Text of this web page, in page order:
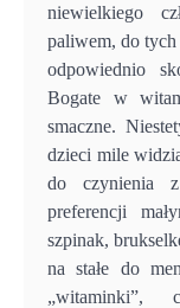
niewielkiego
paliwem, do tych
odpowiednio
Bogate w
smaczne.
dzieci mile
do czynienia
preferencji
szpinak,
na stałe do
„witaminki”,